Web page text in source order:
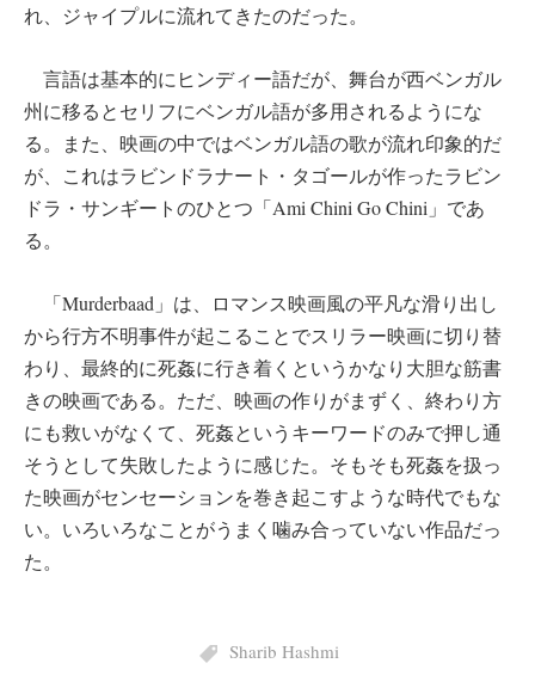
れ、ジャイプルに流れてきたのだった。
言語は基本的にヒンディー語だが、舞台が西ベンガル
州に移るとセリフにベンガル語が多用されるようにな
る。また、映画の中ではベンガル語の歌が流れ印象的だ
が、これはラビンドラナート・タゴールが作ったラビン
ドラ・サンギートのひとつ「Ami Chini Go Chini」であ
る。
「Murderbaad」は、ロマンス映画風の平凡な滑り出し
から行方不明事件が起こることでスリラー映画に切り替
わり、最終的に死姦に行き着くというかなり大胆な筋書
きの映画である。ただ、映画の作りがまずく、終わり方
にも救いがなくて、死姦というキーワードのみで押し通
そうとして失敗したように感じた。そもそも死姦を扱っ
た映画がセンセーションを巻き起こすような時代でもな
い。いろいろなことがうまく噛み合っていない作品だっ
た。
Sharib Hashmi